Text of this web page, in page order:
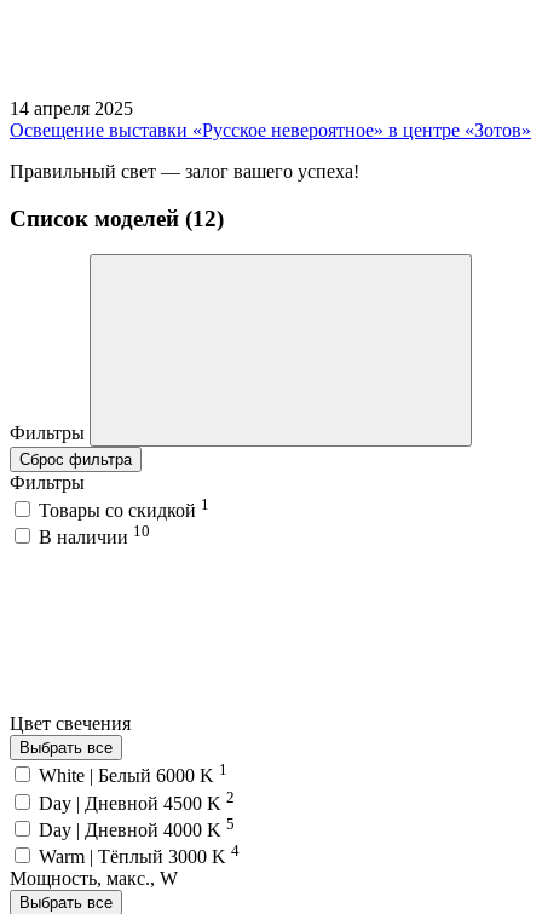
14 апреля 2025
Освещение выставки «Русское невероятное» в центре «Зотов»
Правильный свет — залог вашего успеха!
Список моделей (12)
Фильтры
Сброс фильтра
Фильтры
Товары со скидкой 1
В наличии 10
Цвет свечения
Выбрать все
White | Белый 6000 K 1
Day | Дневной 4500 K 2
Day | Дневной 4000 K 5
Warm | Тёплый 3000 K 4
Мощность, макс., W
Выбрать все